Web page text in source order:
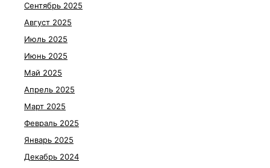
Сентябрь 2025
Август 2025
Июль 2025
Июнь 2025
Май 2025
Апрель 2025
Март 2025
Февраль 2025
Январь 2025
Декабрь 2024